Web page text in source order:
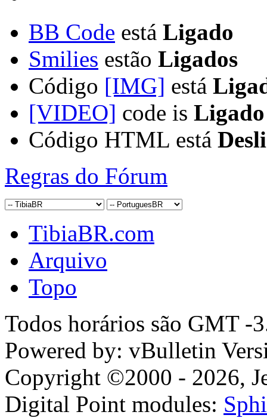
BB Code está Ligado
Smilies estão Ligados
Código [IMG] está
[VIDEO] code is Ligado
Código HTML está
Regras do Fórum
TibiaBR.com
Arquivo
Topo
Todos horários são GMT -
Powered by: vBulletin
Copyright ©2000 - 2026,
Digital Point modules: